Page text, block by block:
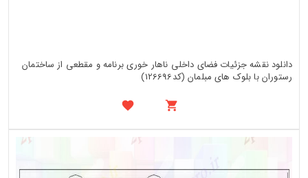
دانلود نقشه جزئیات فضای داخلی ناهار خوری برنامه و مقطعی از ساختمان
رستوران با بلوک های مبلمان (کد126696)